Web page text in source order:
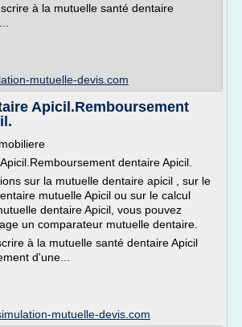
à la mutuelle santé dentaire
mutuelle-devis.com
Apicil.Remboursement
dentaire Apicil.
sur la mutuelle dentaire apicil , sur le
mutuelle Apicil ou sur le calcul
dentaire Apicil, vous pouvez
un comparateur mutuelle dentaire.
à la mutuelle santé dentaire Apicil
d'une...
mutuelle-devis.com